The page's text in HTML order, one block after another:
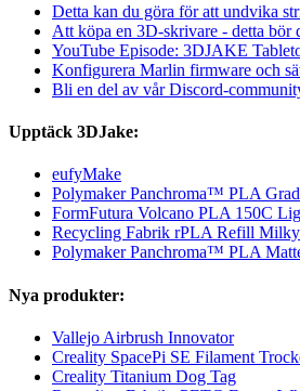
Detta kan du göra för att undvika
Att köpa en 3D-skrivare - detta bör
YouTube Episode: 3DJAKE
Konfigurera Marlin firmware och
Bli en del av vår Discord-
Upptäck 3DJake:
eufyMake
Polymaker Panchroma™ PLA
FormFutura Volcano PLA 150C
Recycling Fabrik rPLA Refill Milky
Polymaker Panchroma™ PLA
Nya produkter:
Vallejo Airbrush Innovator
Creality SpacePi SE Filament
Creality Titanium Dog Tag